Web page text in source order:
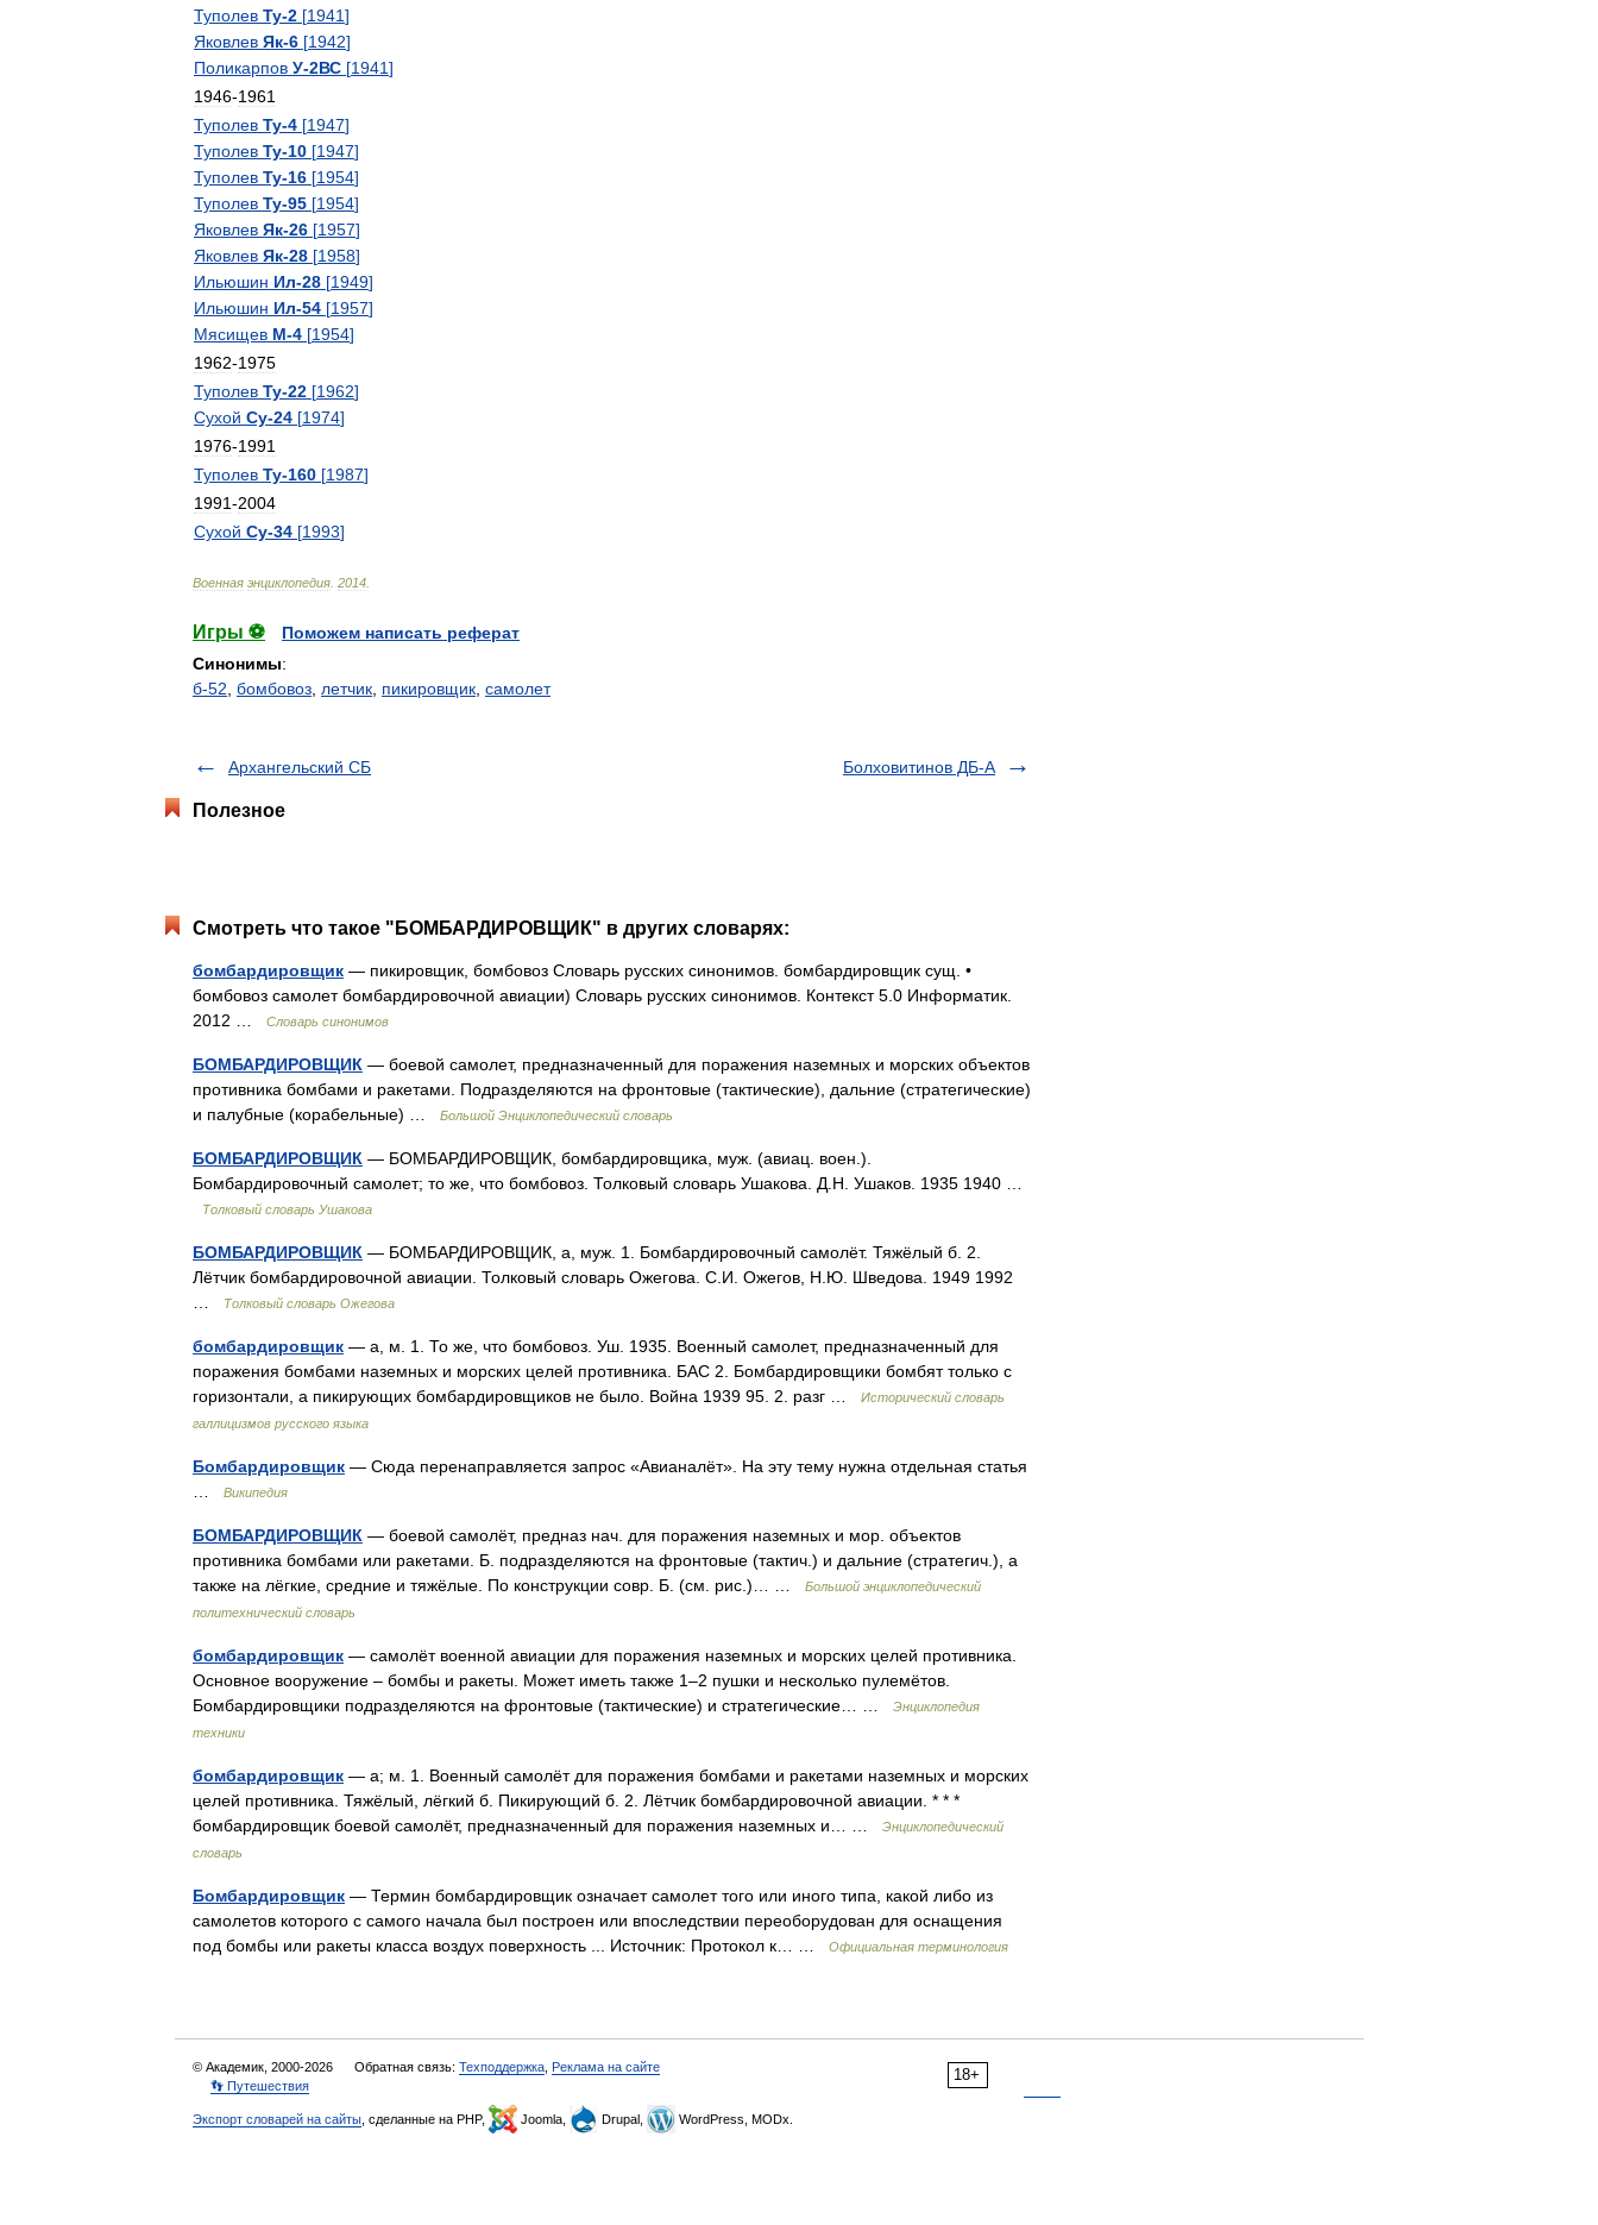
Туполев Ту-2 [1941]
Яковлев Як-6 [1942]
Поликарпов У-2ВС [1941]
1946-1961
Туполев Ту-4 [1947]
Туполев Ту-10 [1947]
Туполев Ту-16 [1954]
Туполев Ту-95 [1954]
Яковлев Як-26 [1957]
Яковлев Як-28 [1958]
Ильюшин Ил-28 [1949]
Ильюшин Ил-54 [1957]
Мясищев М-4 [1954]
1962-1975
Туполев Ту-22 [1962]
Сухой Су-24 [1974]
1976-1991
Туполев Ту-160 [1987]
1991-2004
Сухой Су-34 [1993]
Военная энциклопедия 2014
Игры ⚽
Поможем написать реферат
Синонимы:
б-52 бомбовоз летчик пикировщик самолет
Архангельский СБ Болховитинов ДБ-А
Полезное
Смотреть что такое "БОМБАРДИРОВЩИК" в других словарях:
бомбардировщик — пикировщик, бомбовоз Словарь русских синонимов. бомбардировщик сущ. •
бомбовоз самолет бомбардировочной авиации) Словарь русских синонимов. Контекст 5.0 Информатик.
2012 …
Словарь синонимов
БОМБАРДИРОВЩИК — боевой самолет, предназначенный для поражения наземных и морских объектов
противника бомбами и ракетами. Подразделяются на фронтовые (тактические), дальние (стратегические)
и палубные (корабельные) …
Большой Энциклопедический словарь
БОМБАРДИРОВЩИК — БОМБАРДИРОВЩИК, бомбардировщика, муж. (авиац. воен.).
Бомбардировочный самолет; то же, что бомбовоз. Толковый словарь Ушакова. Д.Н. Ушаков. 1935 1940 …
Толковый словарь Ушакова
БОМБАРДИРОВЩИК — БОМБАРДИРОВЩИК, а, муж. 1. Бомбардировочный самолёт. Тяжёлый б. 2.
Лётчик бомбардировочной авиации. Толковый словарь Ожегова. С.И. Ожегов, Н.Ю. Шведова. 1949 1992
Толковый словарь Ожегова
бомбардировщик — а, м. 1. То же, что бомбовоз. Уш. 1935. Военный самолет, предназначенный для
поражения бомбами наземных и морских целей противника. БАС 2. Бомбардировщики бомбят только с
горизонтали, а пикирующих бомбардировщиков не было. Война 1939 95. 2. разг …
Исторический словарь
галлицизмов русского языка
Бомбардировщик — Сюда перенаправляется запрос «Авианалёт». На эту тему нужна отдельная статья
Википедия
БОМБАРДИРОВЩИК — боевой самолёт, предназ нач. для поражения наземных и мор. объектов
противника бомбами или ракетами. Б. подразделяются на фронтовые (тактич.) и дальние (стратегич.), а
также на лёгкие, средние и тяжёлые. По конструкции совр. Б. (см. рис.)… …
Большой энциклопедический
политехнический словарь
бомбардировщик — самолёт военной авиации для поражения наземных и морских целей противника.
Основное вооружение – бомбы и ракеты. Может иметь также 1–2 пушки и несколько пулемётов.
Бомбардировщики подразделяются на фронтовые (тактические) и стратегические… …
Энциклопедия
техники
бомбардировщик — а; м. 1. Военный самолёт для поражения бомбами и ракетами наземных и морских
целей противника. Тяжёлый, лёгкий б. Пикирующий б. 2. Лётчик бомбардировочной авиации. * * *
бомбардировщик боевой самолёт, предназначенный для поражения наземных и… …
Энциклопедический
словарь
Бомбардировщик — Термин бомбардировщик означает самолет того или иного типа, какой либо из
самолетов которого с самого начала был построен или впоследствии переоборудован для оснащения
под бомбы или ракеты класса воздух поверхность ... Источник: Протокол к… …
Официальная терминология
18+
© Академик, 2000-2026 Обратная связь: Техподдержка Реклама на сайте
👣 Путешествия
Экспорт словарей на сайты , сделанные на PHP, Joomla, Drupal, WordPress, MODx.